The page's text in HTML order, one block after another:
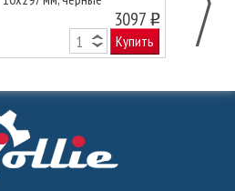
3097 o
Купить